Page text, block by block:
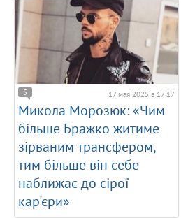
5 17 мая 2025 в 17:17
Микола Морозюк: «Чим
більше Бражко житиме
зірваним трансфером,
тим більше він себе
наближає до сірої
кар'єри»